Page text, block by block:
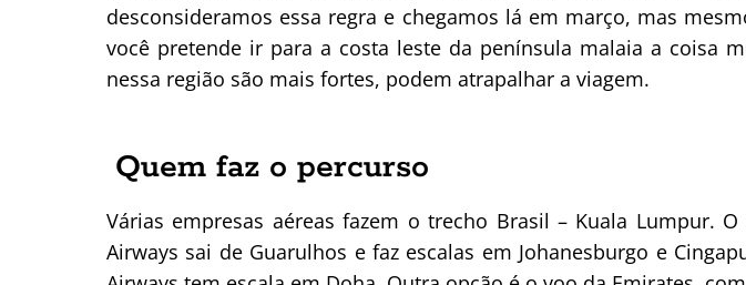
desconsideramos essa regra e chegamos lá em março, mas
você pretende ir para a costa leste da península malaia a coisa
nessa região são mais fortes, podem atrapalhar a viagem.
Quem faz o percurso
Várias empresas aéreas fazem o trecho Brasil – Kuala Lumpur.
Airways sai de Guarulhos e faz escalas em Johanesburgo e